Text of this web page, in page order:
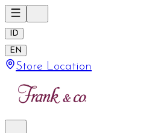
ID
EN
Store Location